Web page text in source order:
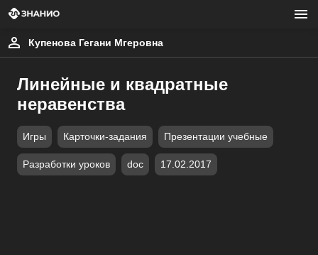
Купенова Гегани Мгеровна
Линейные и квадратные
неравенства
Игры Карточки-задания Презентации учебные
Разработки уроков doc 17.02.2017